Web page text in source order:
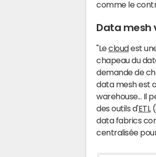
comme le
Data mesh
"Lecloud est
chapeau du
demande de
data mesh est
warehouse... Il
des outils d'ETL
data fabrics
centralisée